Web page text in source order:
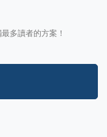
多讀者的方案！